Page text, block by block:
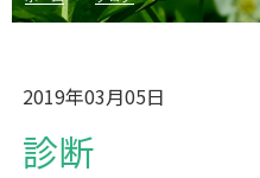
2019年03月05日
診断